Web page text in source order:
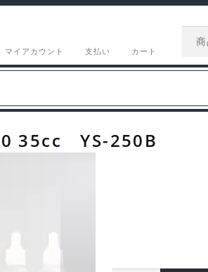
マイアカウント 支払い カート
35cc YS-250B